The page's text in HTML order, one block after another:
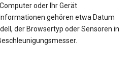
oder Ihr Gerät
gehören etwa Datum
der Browsertyp oder Sensoren in